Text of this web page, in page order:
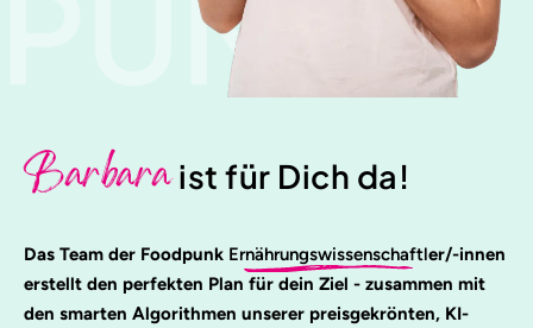
Barbaraist für Dich da!
Das Team der Foodpunk Ernährungswissenschaftler/-innen
erstellt den perfekten Plan für dein Ziel - zusammen mit
den smarten Algorithmen unserer preisgekrönten, KI-